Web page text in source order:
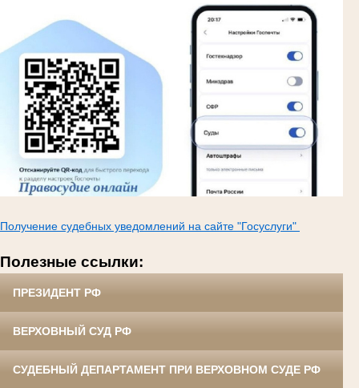
Получение судебных уведомлений на сайте "Госуслуги"
Полезные ссылки:
ПРЕЗИДЕНТ РФ
ВЕРХОВНЫЙ СУД РФ
СУДЕБНЫЙ ДЕПАРТАМЕНТ ПРИ ВЕРХОВНОМ СУДЕ РФ